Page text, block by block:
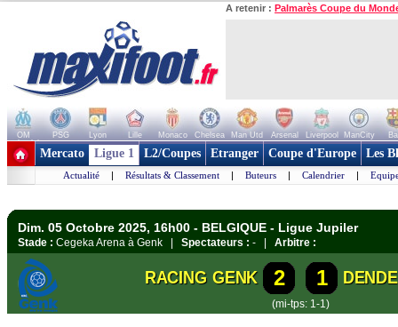
A retenir : Palmarès Coupe du
OM PSG Lyon Lille Monaco Chelsea Man Utd Arsenal Liverpool ManCity
+ de clubs
Mercato Ligue 1 L2/Coupes Etranger Coupe d'Europe Les
Actualité | Résultats & Classement | Buteurs | Calendrier |
Dim. 05 Octobre 2025, 16h00 - BELGIQUE - Ligue Jupiler
Stade : Cegeka Arena à Genk | Spectateurs : - | Arbitre :
RACING GENK 2 1
(mi-tps: 1-1)